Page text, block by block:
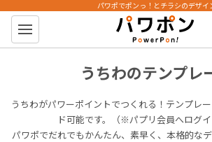
パワポン
パワポでポンっ！とチラシのデザイ
うちわのテンプレ
うちわがパワーポイントでつくれる！テンプレ
ド可能です。（※パプリ会員へログイ
パワポでだれでもかんたん、素早く、本格的なデ